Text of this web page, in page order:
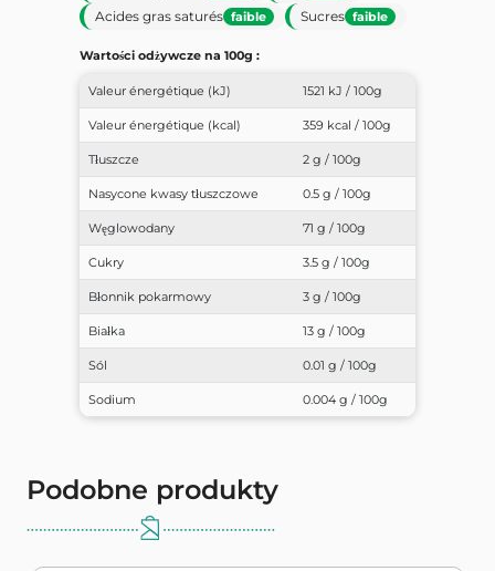
Acides gras saturés faible Sucres faible
Wartości odżywcze na 100g :
Valeur énergétique (kJ) 1521 kJ / 100g
Valeur énergétique (kcal) 359 kcal / 100g
Tłuszcze 2 g / 100g
Nasycone kwasy tłuszczowe 0.5 g / 100g
Węglowodany 71 g / 100g
Cukry 3.5 g / 100g
Błonnik pokarmowy 3 g / 100g
Białka 13 g / 100g
Sól 0.01 g / 100g
Sodium 0.004 g / 100g
Podobne produkty